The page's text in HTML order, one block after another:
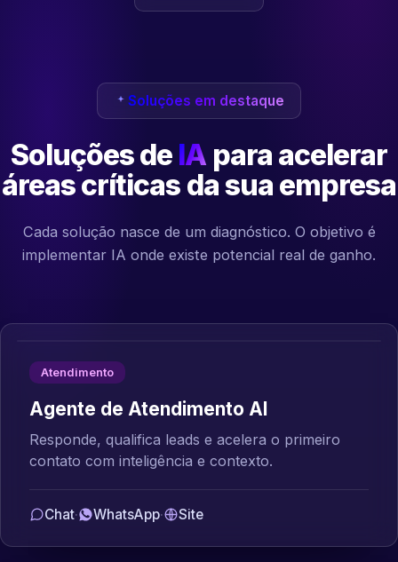
Soluções em destaque
Soluções de IA para acelerar
áreas críticas da sua empresa
Cada solução nasce de um diagnóstico. O objetivo é
implementar IA onde existe potencial real de ganho.
Atendimento
Agente de Atendimento AI
Responde, qualifica leads e acelera o primeiro
contato com inteligência e contexto.
Chat· WhatsApp· Site